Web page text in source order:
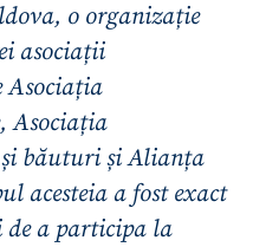
o organizație
asociații
Asociația
Asociația
băuturi și Alianța
acesteia a fost exact
de a participa la